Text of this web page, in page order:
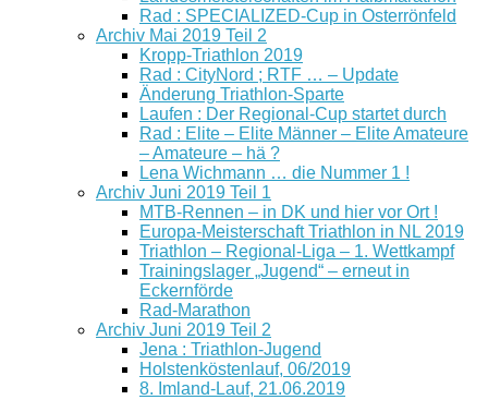
Rad : SPECIALIZED-Cup in Osterrönfeld
Archiv Mai 2019 Teil 2
Kropp-Triathlon 2019
Rad : CityNord ; RTF … – Update
Änderung Triathlon-Sparte
Laufen : Der Regional-Cup startet durch
Rad : Elite – Elite Männer – Elite Amateure
– Amateure – hä ?
Lena Wichmann … die Nummer 1 !
Archiv Juni 2019 Teil 1
MTB-Rennen – in DK und hier vor Ort !
Europa-Meisterschaft Triathlon in NL 2019
Triathlon – Regional-Liga – 1. Wettkampf
Trainingslager „Jugend“ – erneut in
Eckernförde
Rad-Marathon
Archiv Juni 2019 Teil 2
Jena : Triathlon-Jugend
Holstenköstenlauf, 06/2019
8. Imland-Lauf, 21.06.2019